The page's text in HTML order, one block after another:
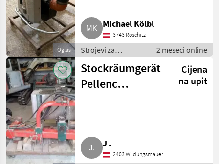
Oglas
Michael Kölbl
3743 Röschitz
Strojevi za
vinogradarstvo /
Ostali strojevi za
vinogradarstvo
2 meseci online
Stockräumgerät
Pellenc
Cijena
na upit
J .
2403 Wildungsmauer